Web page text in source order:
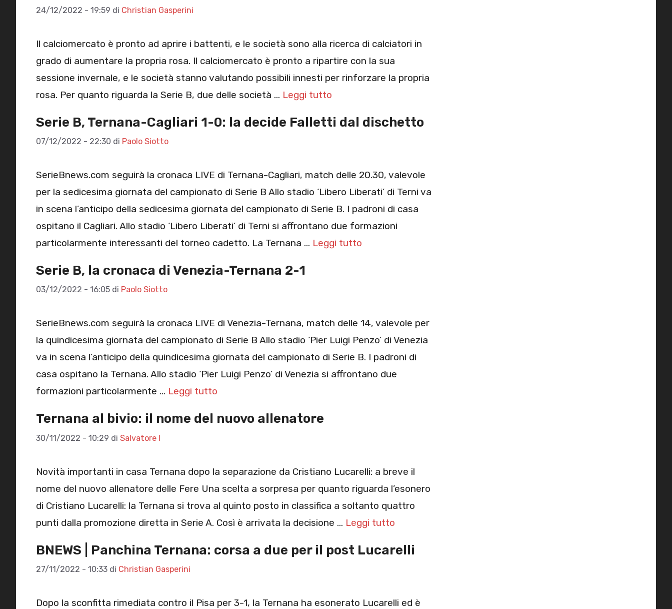
24/12/2022 - 19:59 di Christian Gasperini
Il calciomercato è pronto ad aprire i battenti, e le società sono alla ricerca di calciatori in
grado di aumentare la propria rosa. Il calciomercato è pronto a ripartire con la sua
sessione invernale, e le società stanno valutando possibili innesti per rinforzare la propria
rosa. Per quanto riguarda la Serie B, due delle società … Leggi tutto
Serie B, Ternana-Cagliari 1-0: la decide Falletti dal dischetto
07/12/2022 - 22:30 di Paolo Siotto
SerieBnews.com seguirà la cronaca LIVE di Ternana-Cagliari, match delle 20.30, valevole
per la sedicesima giornata del campionato di Serie B Allo stadio ‘Libero Liberati’ di Terni va
in scena l’anticipo della sedicesima giornata del campionato di Serie B. I padroni di casa
ospitano il Cagliari. Allo stadio ‘Libero Liberati’ di Terni si affrontano due formazioni
particolarmente interessanti del torneo cadetto. La Ternana … Leggi tutto
Serie B, la cronaca di Venezia-Ternana 2-1
03/12/2022 - 16:05 di Paolo Siotto
SerieBnews.com seguirà la cronaca LIVE di Venezia-Ternana, match delle 14, valevole per
la quindicesima giornata del campionato di Serie B Allo stadio ‘Pier Luigi Penzo’ di Venezia
va in scena l’anticipo della quindicesima giornata del campionato di Serie B. I padroni di
casa ospitano la Ternana. Allo stadio ‘Pier Luigi Penzo’ di Venezia si affrontano due
formazioni particolarmente … Leggi tutto
Ternana al bivio: il nome del nuovo allenatore
30/11/2022 - 10:29 di Salvatore I
Novità importanti in casa Ternana dopo la separazione da Cristiano Lucarelli: a breve il
nome del nuovo allenatore delle Fere Una scelta a sorpresa per quanto riguarda l’esonero
di Cristiano Lucarelli: la Ternana si trova al quinto posto in classifica a soltanto quattro
punti dalla promozione diretta in Serie A. Così è arrivata la decisione … Leggi tutto
BNEWS | Panchina Ternana: corsa a due per il post Lucarelli
27/11/2022 - 10:33 di Christian Gasperini
Dopo la sconfitta rimediata contro il Pisa per 3-1, la Ternana ha esonerato Lucarelli ed è